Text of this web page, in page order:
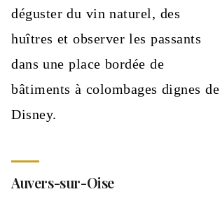
déguster du vin naturel, des
huîtres et observer les passants
dans une place bordée de
bâtiments à colombages dignes de
Disney.
Auvers-sur-Oise